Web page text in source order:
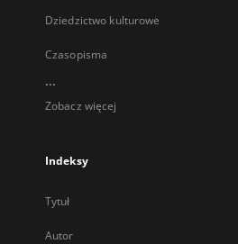
Dziedzictwo kulturowe
Czasopisma
...
Zobacz więcej
Indeksy
Tytuł
Autor